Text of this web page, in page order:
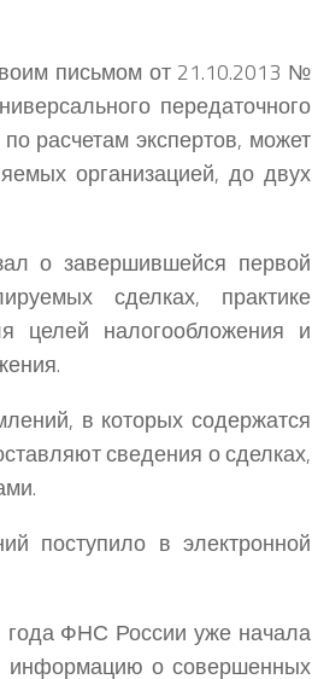
письмом от 21.10.2013 №
передаточного
расчетам экспертов, может
организацией, до двух
о завершившейся первой
сделках, практике
целей налогообложения и
в которых содержатся
сведения о сделках,
поступило в электронной
года ФНС России уже начала
информацию о совершенных